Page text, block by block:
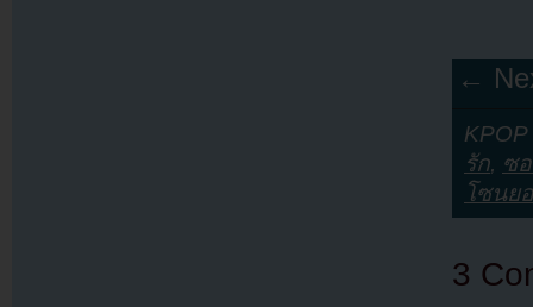
←
รัก, ซ
โซนย
3